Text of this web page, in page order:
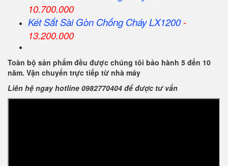
10.700.000
Két SắtSài Gòn Chống Cháy LX1200-
13.200.000
Toàn bộ sản phẩm đều được chúng tôi bảo hành 5 đến 10
năm. Vận chuyển trực tiếp từ nhà máy
Liên hệ ngay hotline 0982770404 để được tư vấn